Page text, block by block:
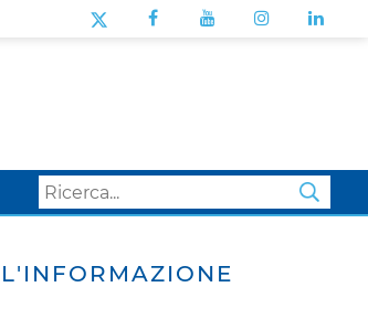
L'INFORMAZIONE